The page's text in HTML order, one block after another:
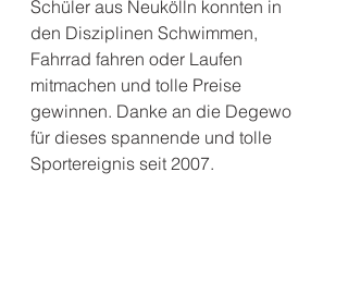
Schüler aus Neukölln konnten in
den Disziplinen Schwimmen,
Fahrrad fahren oder Laufen
mitmachen und tolle Preise
gewinnen. Danke an die Degewo
für dieses spannende und tolle
Sportereignis seit 2007.